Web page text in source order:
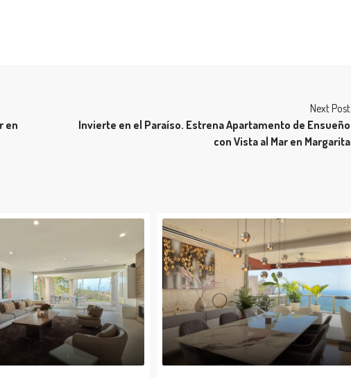
en
Next Post
Invierte en el Paraíso. Estrena Apartamento de Ensueño
con Vista al Mar en Margarita